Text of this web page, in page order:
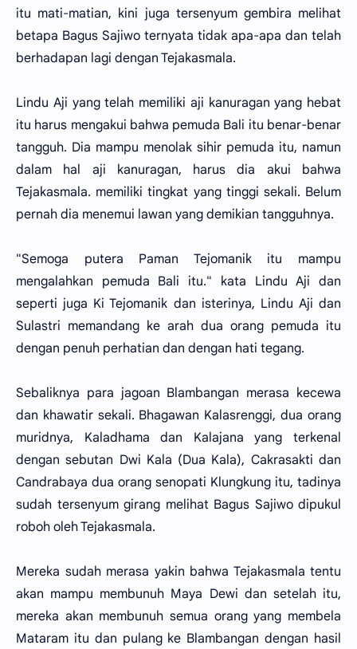
itu mati-matian, kini juga tersenyum gembira melihat
betapa Bagus Sajiwo ternyata tidak apa-apa dan telah
berhadapan lagi dengan Tejakasmala.
Lindu Aji yang telah memiliki aji kanuragan yang hebat
itu harus mengakui bahwa pemuda Bali itu benar-benar
tangguh. Dia mampu menolak sihir pemuda itu, namun
dalam hal aji kanuragan, harus dia akui bahwa
Tejakasmala. memiliki tingkat yang tinggi sekali. Belum
pernah dia menemui lawan yang demikian tangguhnya.
"Semoga putera Paman Tejomanik itu mampu
mengalahkan pemuda Bali itu." kata Lindu Aji dan
seperti juga Ki Tejomanik dan isterinya, Lindu Aji dan
Sulastri memandang ke arah dua orang pemuda itu
dengan penuh perhatian dan dengan hati tegang.
Sebaliknya para jagoan Blambangan merasa kecewa
dan khawatir sekali. Bhagawan Kalasrenggi, dua orang
muridnya, Kaladhama dan Kalajana yang terkenal
dengan sebutan Dwi Kala (Dua Kala), Cakrasakti dan
Candrabaya dua orang senopati Klungkung itu, tadinya
sudah tersenyum girang melihat Bagus Sajiwo dipukul
roboh oleh Tejakasmala.
Mereka sudah merasa yakin bahwa Tejakasmala tentu
akan mampu membunuh Maya Dewi dan setelah itu,
mereka akan membunuh semua orang yang membela
Mataram itu dan pulang ke Blambangan dengan hasil